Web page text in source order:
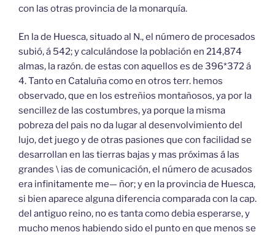
con las otras provincia de la monarquía.
En la de Huesca, situado al N., el número de procesados
subió, á 542; y calculándose la población en 214,874
almas, la razón. de estas con aquellos es de 396*372 á
4. Tanto en Cataluña como en otros terr. hemos
observado, que en los estreñios montañosos, ya por la
sencillez de las costumbres, ya porque la misma
pobreza del pais no da lugar al desenvolvimiento del
lujo, det juego y de otras pasiones que con facilidad se
desarrollan en las tierras bajas y mas próximas á las
grandes \ ias de comunicación, el número de acusados
era infinitamente me— ñor; y en la provincia de Huesca,
si bien aparece alguna diferencia comparada con la cap.
del antiguo reino, no es tanta como debia esperarse, y
mucho menos habiendo sido el punto en que menos se